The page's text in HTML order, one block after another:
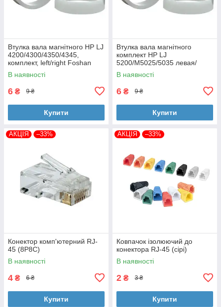
Втулка вала магнітного HP LJ
4200/4300/4350/4345,
комплект, left/right Foshan
(MAG-1338A-BSH-Foshan)
В наявності
6 ₴ 9 ₴
Купити
Втулка вала магнітного
комплект HP LJ
5200/M5025/5035 левая/
правая Foshan (MAG-7516A-
BSH-Foshan)
В наявності
6 ₴ 9 ₴
Купити
АКЦІЯ –33%
Конектор комп'ютерний RJ-
45 (8P8C)
В наявності
4 ₴ 6 ₴
Купити
АКЦІЯ –33%
Ковпачок ізолюючий до
конектора RJ-45 (сірі)
В наявності
2 ₴ 3 ₴
Купити